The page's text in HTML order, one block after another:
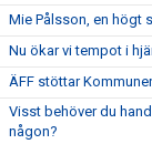
Mie Pålsson, en högt
Nu ökar vi tempot i
ÄFF stöttar
Visst behöver du
någon?